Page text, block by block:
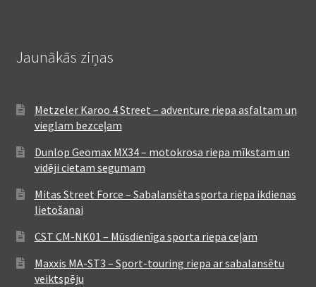
Jaunākās ziņas
Metzeler Karoo 4 Street – adventure riepa asfaltam un
vieglam bezceļam
Dunlop Geomax MX34 – motokrosa riepa mīkstam un
vidēji cietam segumam
Mitas Street Force – Sabalansēta sporta riepa ikdienas
lietošanai
CST CM-NK01 – Mūsdienīga sporta riepa ceļam
Maxxis MA-ST3 – Sport-touring riepa ar sabalansētu
veiktspēju